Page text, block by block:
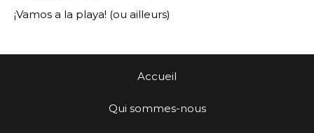
¡Vamos a la playa! (ou ailleurs)
Accueil
Qui sommes-nous